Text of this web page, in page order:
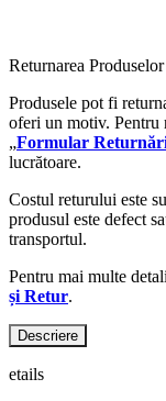
Returnarea Produselor
Produsele pot fi
oferi un motiv. Pentru
„Formular
lucrătoare.
Costul returului este
produsul este defect
transportul.
Pentru mai multe
și Retur.
Descriere
etails